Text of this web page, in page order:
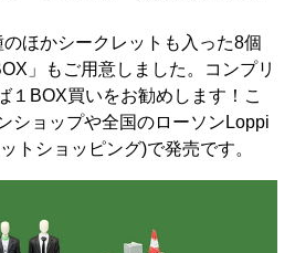
ほかシークレットも入った8個
」もご用意しました。コンプリ
１BOX買いをお勧めします！こ
ショップや全国のローソンLoppi
トショッピング)で発売です。